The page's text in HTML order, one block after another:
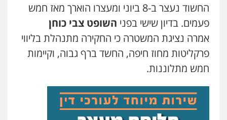
עו"ד עמית רוזנצויג
משפט פלילי דיני תעבורה
0532700200
עו"ד אור בן שאנן
פלילי מעצרים וחקירות
0549199449
החשוד נעצר ב-8 ביוני ומעצרו הוארך מאז חמש
פעמים. בדיון שישי בפני השופט צבי כוחן
אמרה נציגת המשטרה כי החקירה מתנהלת בליווי
פרקליטות מחוז חיפה, החשד ברף גבוה, וקיימות
חמש מתלוננות.